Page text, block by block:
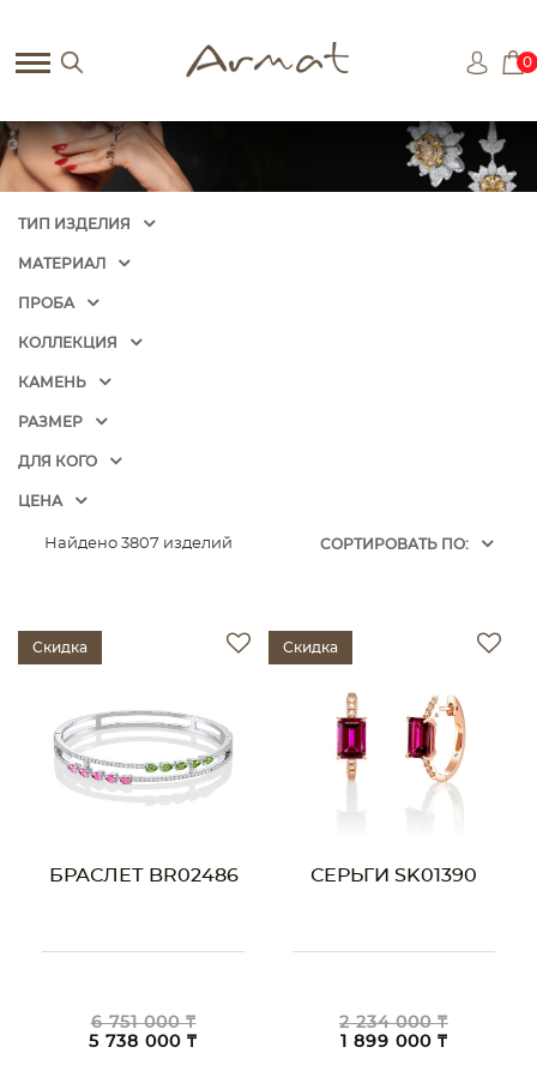
0
ТИП ИЗДЕЛИЯ
МАТЕРИАЛ
ПРОБА
КОЛЛЕКЦИЯ
КАМЕНЬ
РАЗМЕР
ДЛЯ КОГО
ЦЕНА
Найдено 3807 изделий CОРТИРОВАТЬ ПО:
Скидка
БРАСЛЕТ BR02486
6 751 000 ₸
5 738 000 ₸
Скидка
СЕРЬГИ SK01390
2 234 000 ₸
1 899 000 ₸